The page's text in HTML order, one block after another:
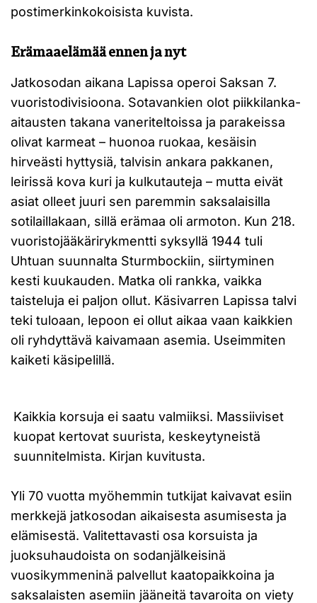
postimerkinkokoisista kuvista.
Erämaaelämää ennen ja nyt
Jatkosodan aikana Lapissa operoi Saksan 7.
vuoristodivisioona. Sotavankien olot piikkilanka-
aitausten takana vaneriteltoissa ja parakeissa
olivat karmeat – huonoa ruokaa, kesäisin
hirveästi hyttysiä, talvisin ankara pakkanen,
leirissä kova kuri ja kulkutauteja – mutta eivät
asiat olleet juuri sen paremmin saksalaisilla
sotilaillakaan, sillä erämaa oli armoton. Kun 218.
vuoristojääkärirykmentti syksyllä 1944 tuli
Uhtuan suunnalta Sturmbockiin, siirtyminen
kesti kuukauden. Matka oli rankka, vaikka
taisteluja ei paljon ollut. Käsivarren Lapissa talvi
teki tuloaan, lepoon ei ollut aikaa vaan kaikkien
oli ryhdyttävä kaivamaan asemia. Useimmiten
kaiketi käsipelillä.
Kaikkia korsuja ei saatu valmiiksi. Massiiviset
kuopat kertovat suurista, keskeytyneistä
suunnitelmista. Kirjan kuvitusta.
Yli 70 vuotta myöhemmin tutkijat kaivavat esiin
merkkejä jatkosodan aikaisesta asumisesta ja
elämisestä. Valitettavasti osa korsuista ja
juoksuhaudoista on sodanjälkeisinä
vuosikymmeninä palvellut kaatopaikkoina ja
saksalaisten asemiin jääneitä tavaroita on viety